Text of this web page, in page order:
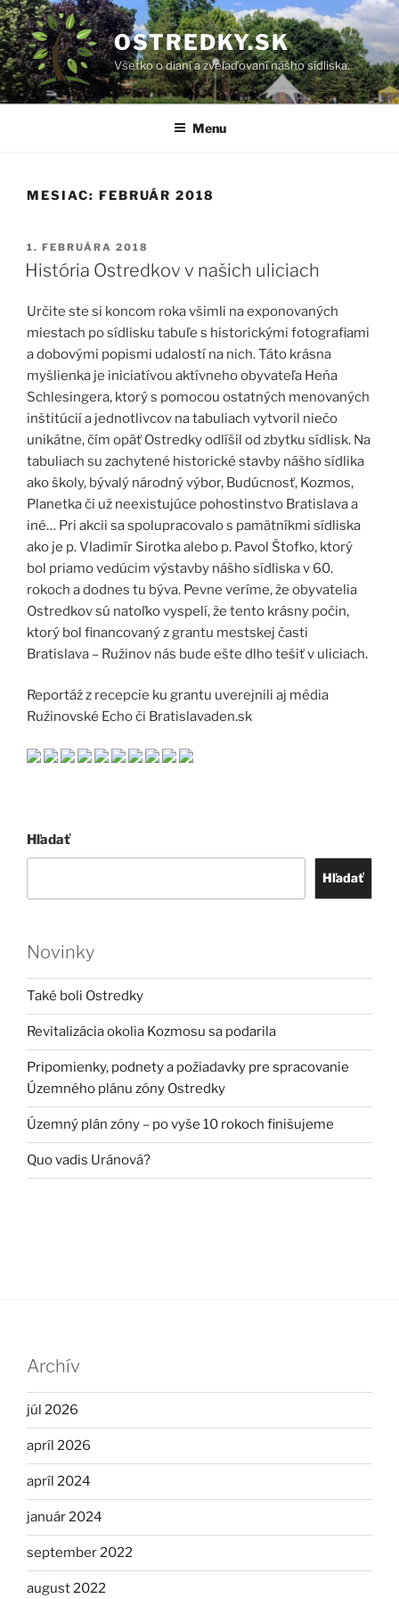
Prejsť
na
obsah
OSTREDKY.SK
Všetko o dianí a zveľaďovaní nášho sídliska.
Menu
MESIAC: FEBRUÁR 2018
PUBLIKOVANÉ
1. FEBRUÁRA 2018
História Ostredkov v našich uliciach
Určite ste si koncom roka všimli na exponovaných
miestach po sídlisku tabuľe s historickými fotografiami
a dobovými popismi udalostí na nich. Táto krásna
myšlienka je iniciatívou aktívneho obyvateľa Heňa
Schlesingera, ktorý s pomocou ostatných menovaných
inštitúcií a jednotlivcov na tabuliach vytvoril niečo
unikátne, čím opäť Ostredky odlíšil od zbytku sídlisk. Na
tabuliach su zachytené historické stavby nášho sídlika
ako školy, bývalý národný výbor, Budúcnosť, Kozmos,
Planetka či už neexistujúce pohostinstvo Bratislava a
iné… Pri akcii sa spolupracovalo s pamätníkmi sídliska
ako je p. Vladimír Sirotka alebo p. Pavol Štofko, ktorý
bol priamo vedúcim výstavby nášho sídliska v 60.
rokoch a dodnes tu býva. Pevne veríme, že obyvatelia
Ostredkov sú natoľko vyspelí, že tento krásny počin,
ktorý bol financovaný z grantu mestskej časti
Bratislava – Ružinov nás bude ešte dlho tešiť v uliciach.
Reportáž z recepcie ku grantu uverejnili aj média
Ružinovské Echo či Bratislavaden.sk
Hľadať
Hľadať
Novinky
Také boli Ostredky
Revitalizácia okolia Kozmosu sa podarila
Pripomienky, podnety a požiadavky pre spracovanie
Územného plánu zóny Ostredky
Územný plán zóny – po vyše 10 rokoch finišujeme
Quo vadis Uránová?
Archív
júl 2026
apríl 2026
apríl 2024
január 2024
september 2022
august 2022